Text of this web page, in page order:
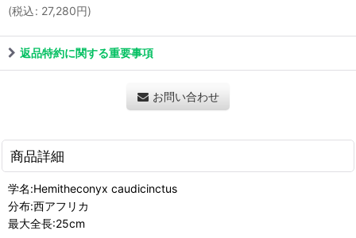
(税込: 27,280円)
返品特約に関する重要事項
お問い合わせ
商品詳細
学名:Hemitheconyx caudicinctus
分布:西アフリカ
最大全長:25cm